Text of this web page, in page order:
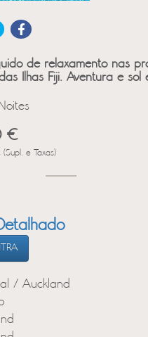
de relaxamento nas
Ilhas Fiji. Aventura e sol
€
(Supl. e Taxas)
/ Auckland